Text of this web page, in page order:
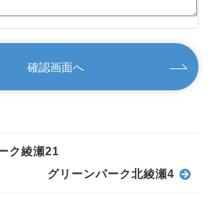
ク綾瀬21
グリーンパーク北綾瀬4